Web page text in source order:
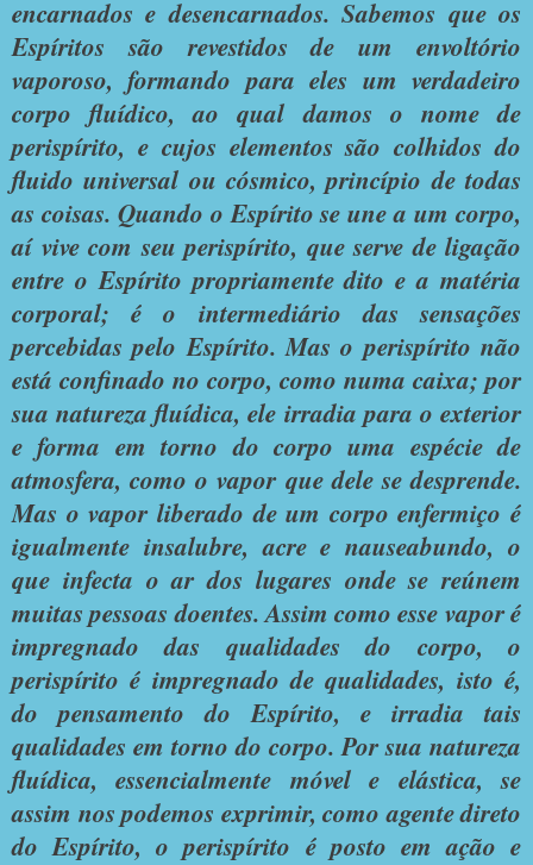
encarnados e desencarnados. Sabemos que os
Espíritos são revestidos de um envoltório
vaporoso, formando para eles um verdadeiro
corpo fluídico, ao qual damos o nome de
perispírito, e cujos elementos são colhidos do
fluido universal ou cósmico, princípio de todas
as coisas. Quando o Espírito se une a um corpo,
aí vive com seu perispírito, que serve de ligação
entre o Espírito propriamente dito e a matéria
corporal; é o intermediário das sensações
percebidas pelo Espírito. Mas o perispírito não
está confinado no corpo, como numa caixa; por
sua natureza fluídica, ele irradia para o exterior
e forma em torno do corpo uma espécie de
atmosfera, como o vapor que dele se desprende.
Mas o vapor liberado de um corpo enfermiço é
igualmente insalubre, acre e nauseabundo, o
que infecta o ar dos lugares onde se reúnem
muitas pessoas doentes. Assim como esse vapor é
impregnado das qualidades do corpo, o
perispírito é impregnado de qualidades, isto é,
do pensamento do Espírito, e irradia tais
qualidades em torno do corpo. Por sua natureza
fluídica, essencialmente móvel e elástica, se
assim nos podemos exprimir, como agente direto
do Espírito, o perispírito é posto em ação e